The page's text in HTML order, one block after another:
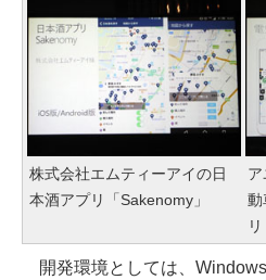
株式会社エムティーアイの日
本酒アプリ「Sakenomy」
動
開発環境としては、